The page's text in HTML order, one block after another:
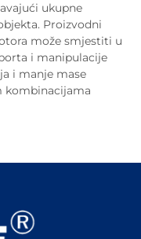
ukupne
Proizvodni
može smjestiti u
i manipulacije
i manje mase
kombinacijama